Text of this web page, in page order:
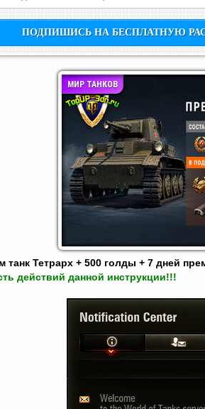
МИР ТАНКОВ
танк Тетрарх + 500 голды + 7 дней
действий данной инструкции!!!